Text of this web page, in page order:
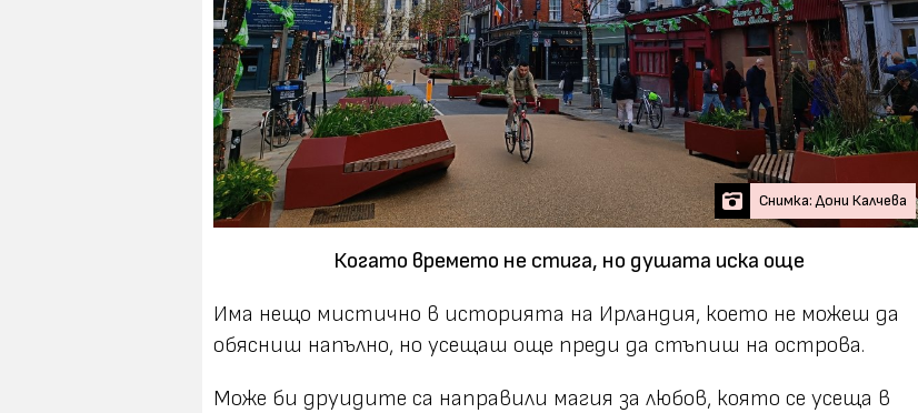
Снимка: Дони Калчева
Когато времето не стига, но душата иска още
Има нещо мистично в историята на Ирландия, което не можеш да
обясниш напълно, но усещаш още преди да стъпиш на острова.
Може би друидите са направили магия за любов, която се усеща в